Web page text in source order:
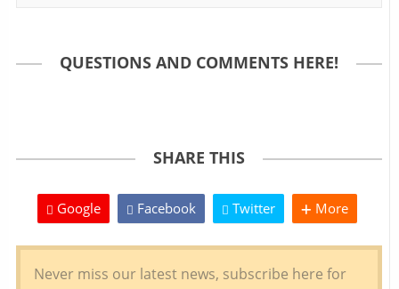
QUESTIONS AND COMMENTS HERE!
SHARE THIS
Google Facebook Twitter More